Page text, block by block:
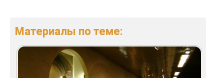
Материалы по теме: